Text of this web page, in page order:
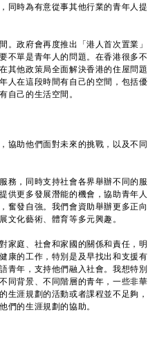
同時為有意從事其他行業的青年人提
政府會再度推出「港人首次置業」
不單是青年人的問題。在香港很多不
其他政策局全面解決香港的住屋問題
人在這段時間有自己的空間，包括優
自己的生活空間。
助他們面對未來的挑戰，以及不同
，同時支持社會各界舉辦不同的服
供更多發展潛能的機會，協助青年人
奮發自強。我們會資助舉辦更多正向
文化藝術、體育等多元興趣。
庭、社會和家國的關係和責任，明
康的工作，特別是及早找出和支援有
青年，支持他們融入社會。我想特別
同背景、不同階層的青年，一些非華
生涯規劃的活動或者課程並不足夠，
們的生涯規劃的協助。